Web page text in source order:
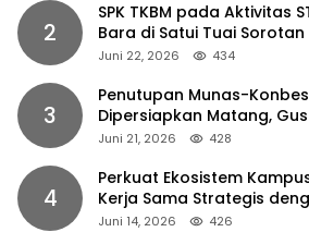
2
SPK TKBM pada Aktivitas
Bara di Satui Tuai Sorotan
Juni 22, 2026 434
3
Penutupan Munas-
Dipersiapkan Matang,
Juni 21, 2026 428
4
Perkuat Ekosistem
Kerja Sama Strategis
Juni 14, 2026 426